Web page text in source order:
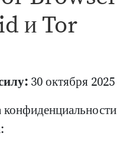
и Tor
30 октября 2025